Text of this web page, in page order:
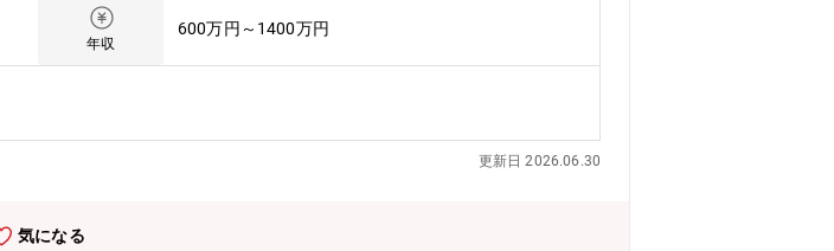
ーマンセンタードデザイン④飛しょう体発射装置の設計、製造、試験評価<
defense/guided_weapon_list当社主要製品：12SSM、17SSM、23ASM、2
（日米共同開発）、極超音速誘導弾研修体制（OJT体制）：主要製品または
す。開発は、多様なエンジニアや研究者と連携し、数名～10名程度のチー
がら活躍いただけます。また、多様な専門分野に対応する技術者育成を目的
ジションの魅力】■業務の魅力①亜音速～極超音速の速度で正確に飛しょう
々な高い技術を集結させて製品を作り上げていきます。そのため、新しい推進
務の魅力③防衛領域において三菱重工業は多くの実績を持ち、最上流で開発
年収
600万円～1400万円
更新日 2026.06.30
気になる